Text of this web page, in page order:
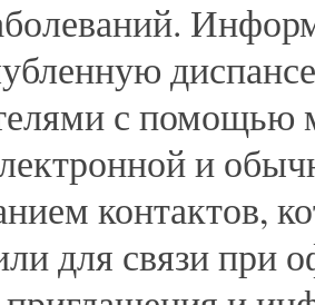
с
и
контактов,
для связи